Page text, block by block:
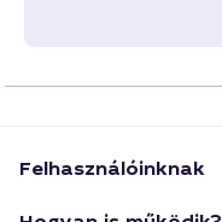
Felhasználóinknak